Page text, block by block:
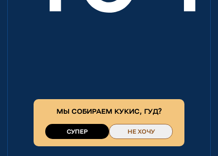
МЫ СОБИРАЕМ КУКИС, ГУД?
СУПЕР НЕ ХОЧУ